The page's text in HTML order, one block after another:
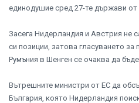
единодушие сред 27-те държави от
Засега Нидерландия и Австрия не
си позиции, затова гласуването за
Румъния в Шенген се очаква да
Вътрешните министри от ЕС да
България, която Нидерландия